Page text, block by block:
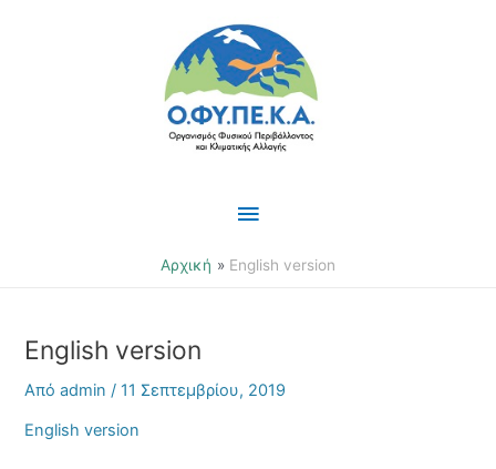
Κύριο
Μενού
Αρχική English version
English version
Απόadmin/11 Σεπτεμβρίου, 2019
English version